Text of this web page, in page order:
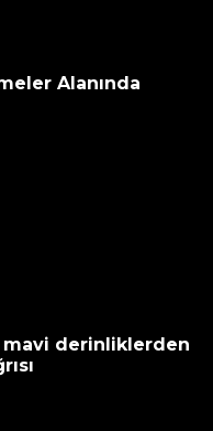
Alanında
derinliklerden